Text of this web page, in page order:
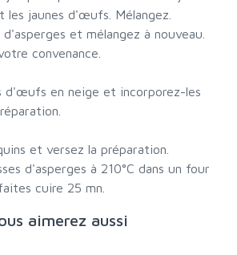
les jaunes d'œufs. Mélangez.
et mélangez à nouveau.
convenance.
d'œufs en neige et incorporez-les
et versez la préparation.
d'asperges à 210°C dans un four
cuire 25 mn.
aimerez aussi